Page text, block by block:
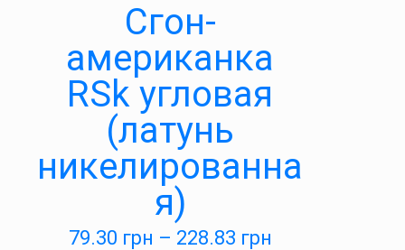
Сгон-
американка
RSk угловая
(латунь
никелированна
я)
79.30 грн – 228.83 грн